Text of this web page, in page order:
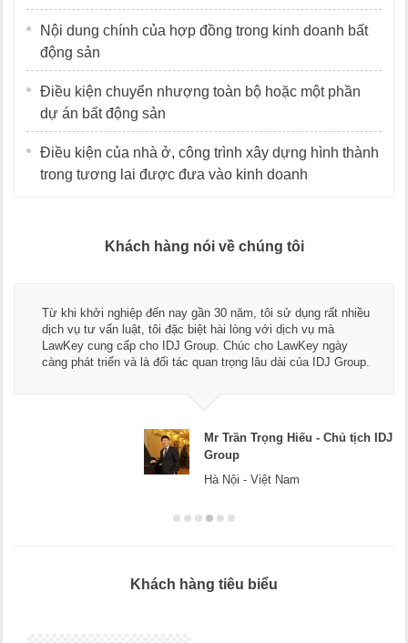
Nội dung chính của hợp đồng trong kinh doanh bất
động sản
Điều kiện chuyển nhượng toàn bộ hoặc một phần
dự án bất động sản
Điều kiện của nhà ở, công trình xây dựng hình thành
trong tương lai được đưa vào kinh doanh
Khách hàng nói về chúng tôi
Từ khi khởi nghiệp đến nay gần 30 năm, tôi sử dụng rất nhiều
dịch vụ tư vấn luật, tôi đặc biệt hài lòng với dịch vụ mà
LawKey cung cấp cho IDJ Group. Chúc cho LawKey ngày
càng phát triển và là đối tác quan trọng lâu dài của IDJ Group.
Mr Trần Trọng Hiếu - Chủ tịch IDJ
Group
Hà Nội - Việt Nam
Khách hàng tiêu biểu